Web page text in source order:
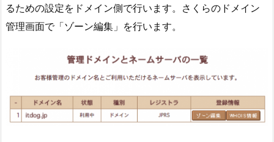
るための設定をドメイン側で行います。さくらのドメイン
管理画面で「ゾーン編集」を行います。